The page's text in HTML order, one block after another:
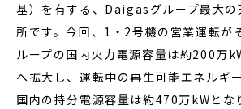
基）を有する、Daigasグループ最大の
所です。今回、1・2号機の営業運転が
ループの国内火力電源容量は約200万
へ拡大し、運転中の再生可能エネルギ
国内の持分電源容量は約470万kWとな